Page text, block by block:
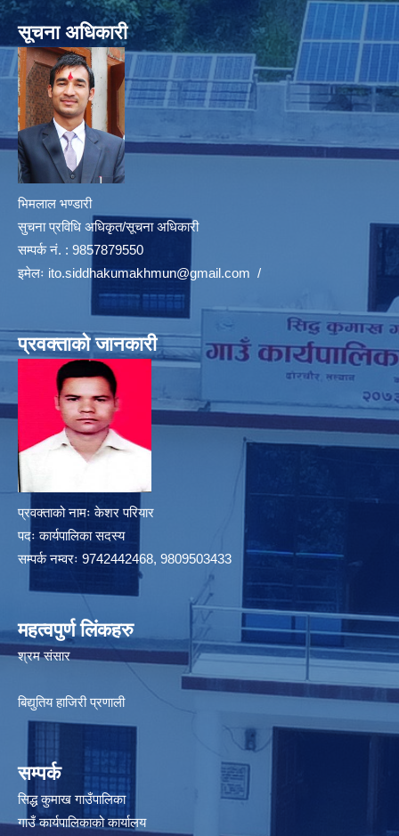
सूचना अधिकारी
भिमलाल भण्डारी
सुचना प्रविधि अधिकृत/सूचना अधिकारी
सम्पर्क नं. : 9857879550
इमेलः ito.siddhakumakhmun@gmail.com /
प्रवक्ताको जानकारी
प्रवक्ताको नामः केशर परियार
पदः कार्यपालिका सदस्य
सम्पर्क नम्वरः 9742442468, 9809503433
महत्वपुर्ण लिंकहरु
श्रम संसार
बिद्युतिय हाजिरी प्रणाली
सम्पर्क
सिद्ध कुमाख गाउँपालिका
गाउँ कार्यपालिकाको कार्यालय